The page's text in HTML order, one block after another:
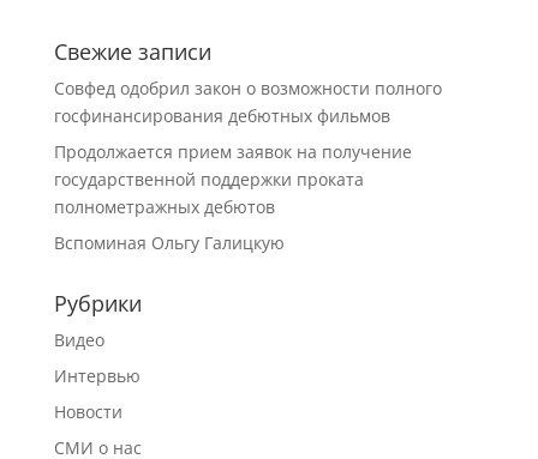
Свежие записи
Совфед одобрил закон о возможности полного
госфинансирования дебютных фильмов
Продолжается прием заявок на получение
государственной поддержки проката
полнометражных дебютов
Вспоминая Ольгу Галицкую
Рубрики
Видео
Интервью
Новости
СМИ о нас